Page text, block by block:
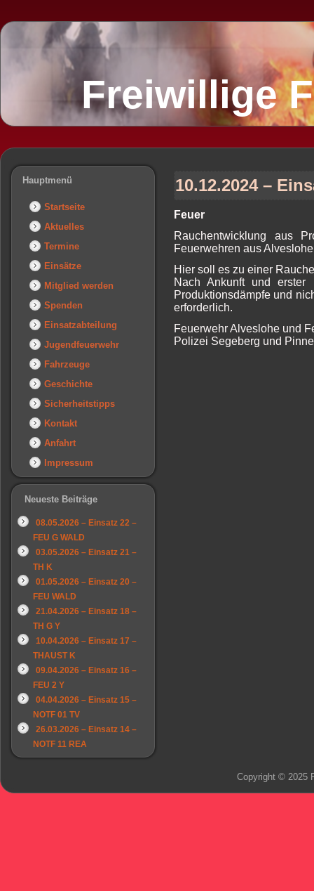
Freiwillige
Hauptmenü
Startseite
Aktuelles
Termine
Einsätze
Mitglied werden
Spenden
Einsatzabteilung
Jugendfeuerwehr
Fahrzeuge
Geschichte
Sicherheitstipps
Kontakt
Anfahrt
Impressum
Neueste Beiträge
08.05.2026 – Einsatz 22 –
FEU G WALD
03.05.2026 – Einsatz 21 –
TH K
01.05.2026 – Einsatz 20 –
FEU WALD
21.04.2026 – Einsatz 18 –
TH G Y
10.04.2026 – Einsatz 17 –
THAUST K
09.04.2026 – Einsatz 16 –
FEU 2 Y
04.04.2026 – Einsatz 15 –
NOTF 01 TV
26.03.2026 – Einsatz 14 –
NOTF 11 REA
10.12.2024 –
Feuer
Rauchentwicklung aus
Feuerwehren aus
Hier soll es zu einer
Nach Ankunft und
Produktionsdämpfe und
erforderlich.
Feuerwehr Alveslohe und
Polizei Segeberg und
Copyright © 2025